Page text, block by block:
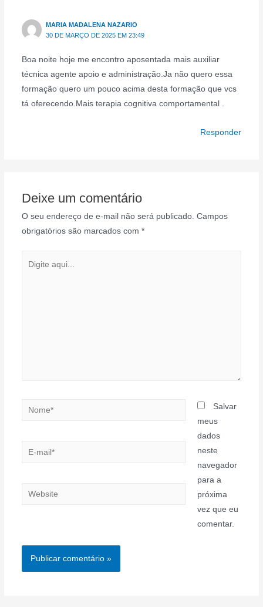
MARIA MADALENA NAZARIO
30 DE MARÇO DE 2025 EM 23:49
Boa noite hoje me encontro aposentada mais auxiliar
técnica agente apoio e administração.Ja não quero essa
formação quero um pouco acima desta formação que vcs
tá oferecendo.Mais terapia cognitiva comportamental .
Responder
Deixe um comentário
O seu endereço de e-mail não será publicado. Campos
obrigatórios são marcados com *
Nome*
E-
Website
Salvar
meus
dados
neste
navegador
para a
próxima
vez que eu
comentar.